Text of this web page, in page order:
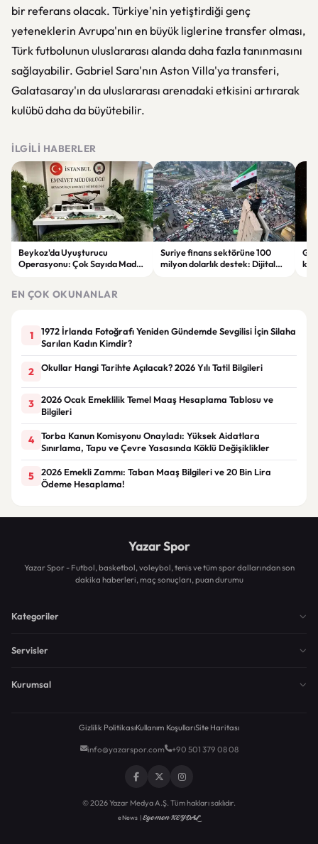
bir referans olacak. Türkiye'nin yetiştirdiği genç
yeteneklerin Avrupa'nın en büyük liglerine transfer olması,
Türk futbolunun uluslararası alanda daha fazla tanınmasını
sağlayabilir. Gabriel Sara'nın Aston Villa'ya transferi,
Galatasaray'ın da uluslararası arenadaki etkisini artırarak
kulübü daha da büyütebilir.
İLGILI HABERLER
Beykoz'da Uyuşturucu
Operasyonu: Çok Sayıda Madde
Suriye finans sektörüne 100
milyon dolarlık destek: Dijital
EN ÇOK OKUNANLAR
1
1972 İrlanda Fotoğrafı Yeniden Gündemde Sevgilisi İçin Silaha
Sarılan Kadın Kimdir?
2 Okullar Hangi Tarihte Açılacak? 2026 Yılı Tatil Bilgileri
3
2026 Ocak Emeklilik Temel Maaş Hesaplama Tablosu ve
Bilgileri
4
Torba Kanun Komisyonu Onayladı: Yüksek Aidatlara
Sınırlama, Tapu ve Çevre Yasasında Köklü Değişiklikler
5
2026 Emekli Zammı: Taban Maaş Bilgileri ve 20 Bin Lira
Ödeme Hesaplama!
Yazar Spor
Yazar Spor - Futbol, basketbol, voleybol, tenis ve tüm spor dallarından son
dakika haberleri, maç sonuçları, puan durumu
Kategoriler
Servisler
Kurumsal
Gizlilik PolitikasıKullanım KoşullarıSite Haritası
info@yazarspor.com +90 501 379 08 08
© 2026 Yazar Medya A.Ş. Tüm hakları saklıdır.
eNews |Egemen KEYDAL